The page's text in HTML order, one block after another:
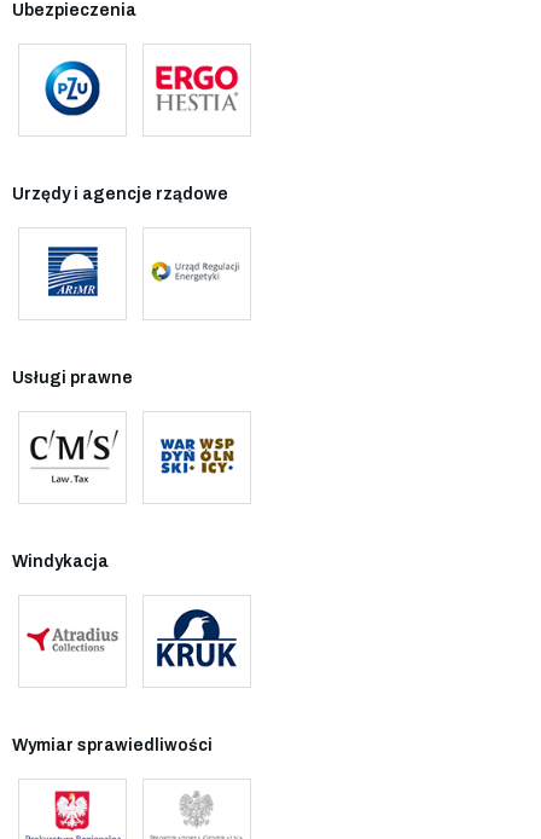
Ubezpieczenia
Urzędy i agencje rządowe
Usługi prawne
Windykacja
Wymiar sprawiedliwości